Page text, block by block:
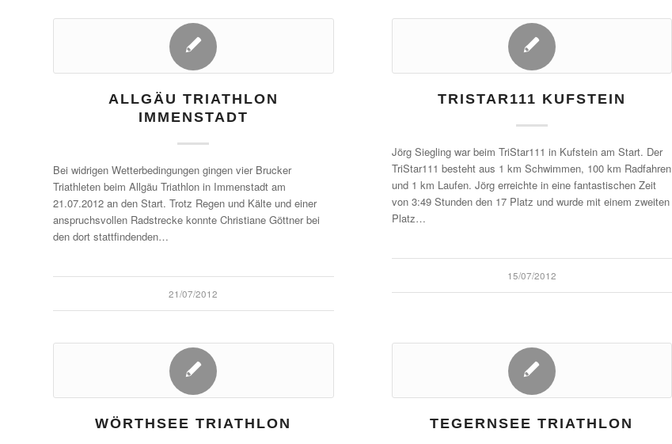
ALLGÄU TRIATHLON
IMMENSTADT
Bei widrigen Wetterbedingungen gingen vier Brucker
Triathleten beim Allgäu Triathlon in Immenstadt am
21.07.2012 an den Start. Trotz Regen und Kälte und einer
anspruchsvollen Radstrecke konnte Christiane Göttner bei
den dort stattfindenden…
21/07/2012
TRISTAR111 KUFSTEIN
Jörg Siegling war beim TriStar111 in Kufstein am Start. Der
TriStar111 besteht aus 1 km Schwimmen, 100 km Radfahren
und 1 km Laufen. Jörg erreichte in eine fantastischen Zeit
von 3:49 Stunden den 17 Platz und wurde mit einem zweiten
Platz…
15/07/2012
WÖRTHSEE TRIATHLON TEGERNSEE TRIATHLON